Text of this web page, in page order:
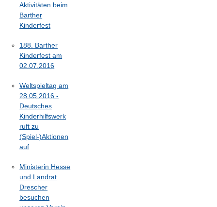
Aktivitäten beim
Barther
Kinderfest
188. Barther
Kinderfest am
02.07.2016
Weltspieltag am
28.05.2016 -
Deutsches
Kinderhilfswerk
ruft zu
(Spiel-)Aktionen
auf
Ministerin Hesse
und Landrat
Drescher
besuchen